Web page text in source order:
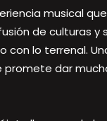
musical
de culturas y
con lo terrenal.
promete dar